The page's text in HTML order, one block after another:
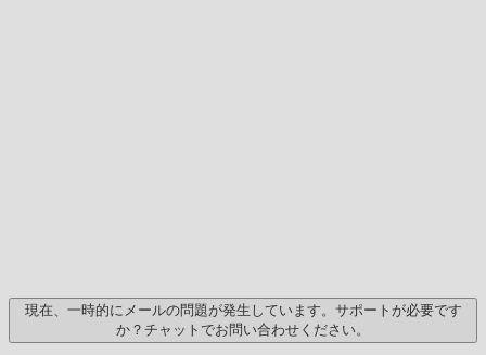
現在、一時的にメールの問題が発生しています。サポートが必要です
か？チャットでお問い合わせください。